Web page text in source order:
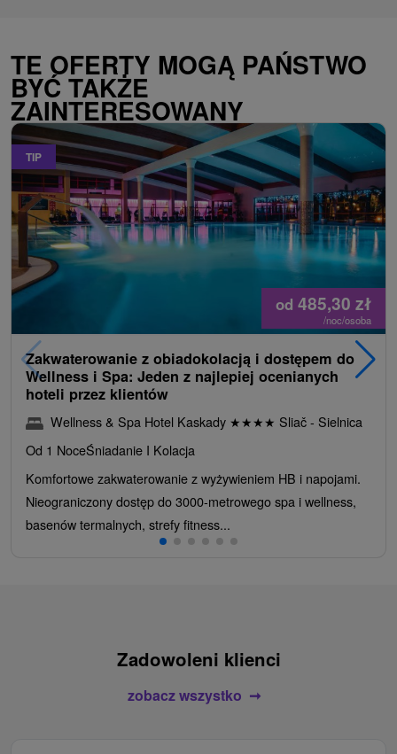
TE OFERTY MOGĄ PAŃSTWO
BYĆ TAKŻE
ZAINTERESOWANY
TIP
od 485,30 zł
/noc/osoba
Zakwaterowanie z obiadokolacją i dostępem do
Wellness i Spa: Jeden z najlepiej ocenianych
hoteli przez klientów
Wellness & Spa Hotel Kaskady ★★★★ Sliač - Sielnica
Od 1 NoceŚniadanie I Kolacja
Komfortowe zakwaterowanie z wyżywieniem HB i napojami.
Nieograniczony dostęp do 3000-metrowego spa i wellness,
basenów termalnych, strefy fitness...
Zadowoleni klienci
zobacz wszystko